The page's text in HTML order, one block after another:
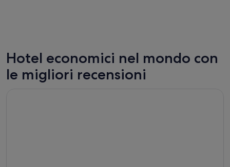
Las Vegas
194 hotel economici
Londra
Hotel economici nel mondo con
le migliori recensioni